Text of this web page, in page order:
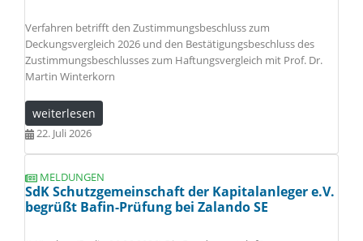
Verfahren betrifft den Zustimmungsbeschluss zum
Deckungsvergleich 2026 und den Bestätigungsbeschluss des
Zustimmungsbeschlusses zum Haftungsvergleich mit Prof. Dr.
Martin Winterkorn
weiterlesen
22. Juli 2026
MELDUNGEN
SdK Schutzgemeinschaft der Kapitalanleger e.V.
begrüßt Bafin-Prüfung bei Zalando SE